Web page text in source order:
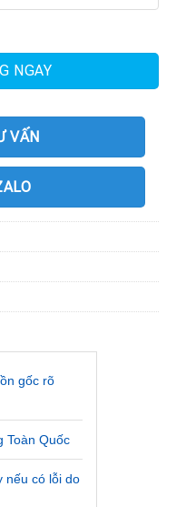
NGAY
VẤN
gốc rõ
Toàn Quốc
nếu có lỗi do